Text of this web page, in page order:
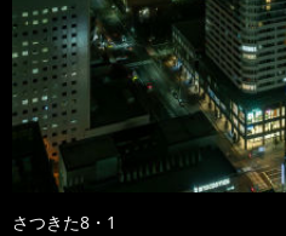
さつきた8・1